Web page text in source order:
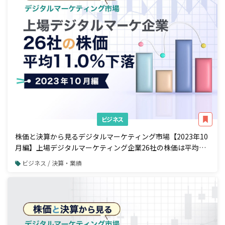
ビジネス
株価と決算から見るデジタルマーケティング市場【2023年10
月編】上場デジタルマーケティング企業26社の株価は平均
11.0%下落
ビジネス / 決算・業績